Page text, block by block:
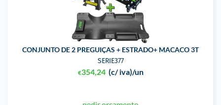
CONJUNTO DE 2 PREGUIÇAS + ESTRADO+ MACACO 3T
SERIE377
€354,24 (c/ iva)/un